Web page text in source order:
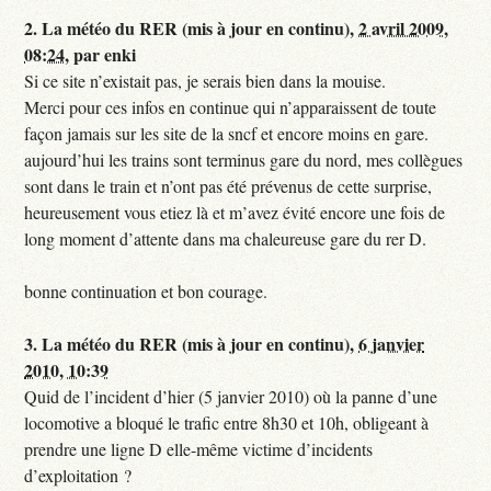
2.La météo du RER (mis à jour en continu),2 avril 2009,
08:24,parenki
Si ce site n’existait pas, je serais bien dans la mouise.
Merci pour ces infos en continue qui n’apparaissent de toute
façon jamais sur les site de la sncf et encore moins en gare.
aujourd’hui les trains sont terminus gare du nord, mes collègues
sont dans le train et n’ont pas été prévenus de cette surprise,
heureusement vous etiez là et m’avez évité encore une fois de
long moment d’attente dans ma chaleureuse gare du rer D.
bonne continuation et bon courage.
3.La météo du RER (mis à jour en continu),6 janvier
2010, 10:39
Quid de l’incident d’hier (5 janvier 2010) où la panne d’une
locomotive a bloqué le trafic entre 8h30 et 10h, obligeant à
prendre une ligne D elle-même victime d’incidents
d’exploitation ?